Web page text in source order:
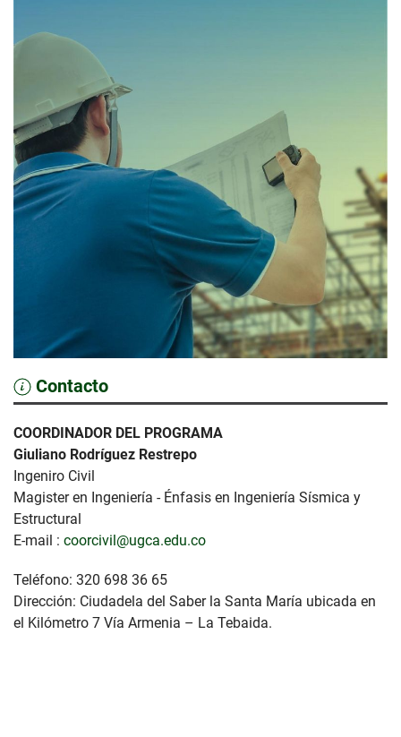
Contacto
COORDINADOR DEL PROGRAMA
Giuliano Rodríguez Restrepo
Ingeniro Civil
Magister en Ingeniería - Énfasis en Ingeniería Sísmica y
Estructural
E-mail : coorcivil@ugca.edu.co
Teléfono: 320 698 36 65
Dirección: Ciudadela del Saber la Santa María ubicada en
el Kilómetro 7 Vía Armenia – La Tebaida.